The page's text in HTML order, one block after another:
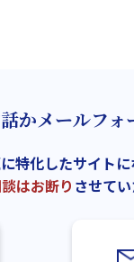
かメールフ
特化したサイトに
はお断り させてい